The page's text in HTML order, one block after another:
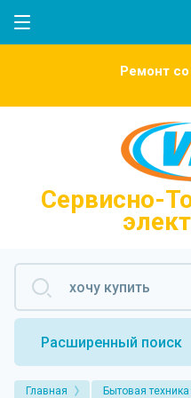
О компании
Новости
Напишите нам
Ремонт со
Сервисно-
Расширенный поиск
Главная Бытовая техника